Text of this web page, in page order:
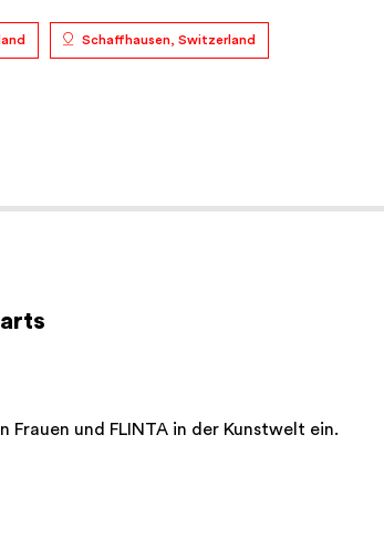
Schaffhausen, Switzerland
Frauen und FLINTA in der Kunstwelt ein.